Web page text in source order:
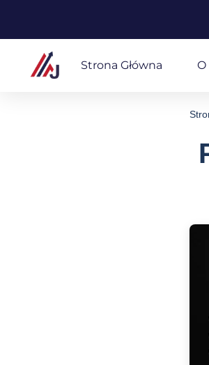
Przejdź
treści
Strona Główna O